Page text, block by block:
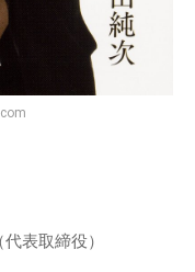
表取締役）